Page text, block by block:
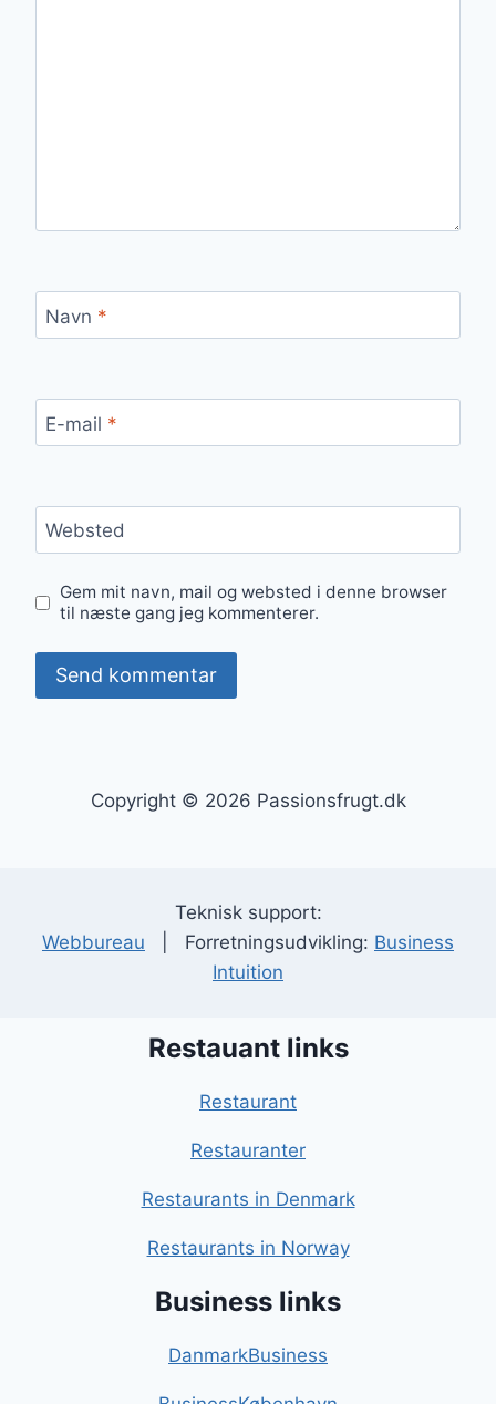
Navn *
E-mail *
Websted
Gem mit navn, mail og websted i denne browser
til næste gang jeg kommenterer.
Copyright © 2026 Passionsfrugt.dk
Teknisk support:
Webbureau | Forretningsudvikling: Business
Intuition
Restauant links
Restaurant
Restauranter
Restaurants in Denmark
Restaurants in Norway
Business links
DanmarkBusiness